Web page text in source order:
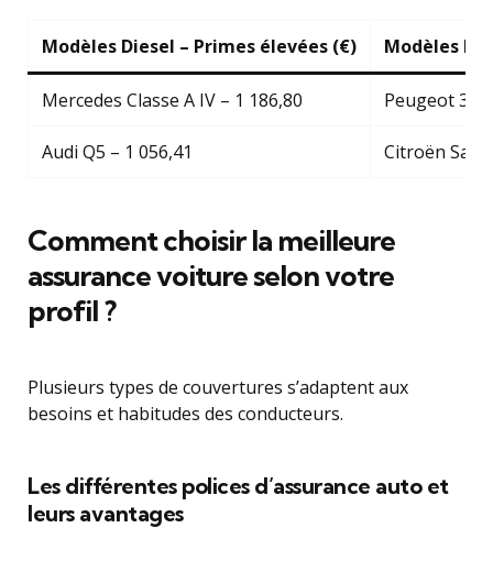
Modèles Diesel – Primes élevées (€) Modèles
Mercedes Classe A IV – 1 186,80 Peugeot 306
Audi Q5 – 1 056,41 Citroën
Comment choisir la meilleure
assurance voiture selon votre
profil ?
Plusieurs types de couvertures s’adaptent aux
besoins et habitudes des conducteurs.
Les différentes polices d’assurance auto et
leurs avantages